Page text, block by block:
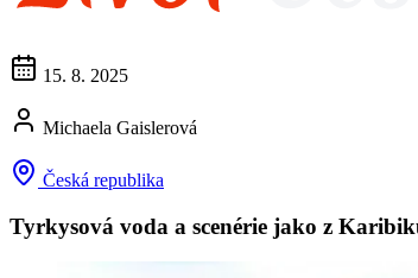
15. 8. 2025
Michaela Gaislerová
Česká republika
Tyrkysová voda a scenérie jako z